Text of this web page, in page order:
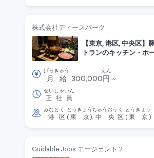
株式会社ディースパーク
【東京, 港区, 中央区】
トランのキッチン・ホ
月給
げっきゅう
300,000円
えん
~
正社員
せいしゃいん
港
みなと
区
く
(東京
とうきょう
), 中央
ちゅうおう
区
く
(東京
とうきょう
)
Guidable Jobs エージェント 2